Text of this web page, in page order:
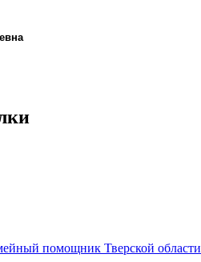
помощник Тверской области